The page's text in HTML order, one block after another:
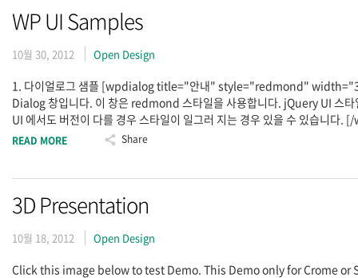
WP UI Samples
10월 30, 2012 Open Design
1. 다이얼로그 샘플 [wpdialog title="안내" style="redmond"
Dialog 창입니다. 이 창은 redmond 스타일을 사용합니다. jQuery UI 스
UI 에서도 버전이 다를 경우 스타일이 일그러 지는 경우 있을 수 있습
READ MORE Share
3D Presentation
10월 18, 2012 Open Design
Click this image below to test Demo. This Demo only for Crome or